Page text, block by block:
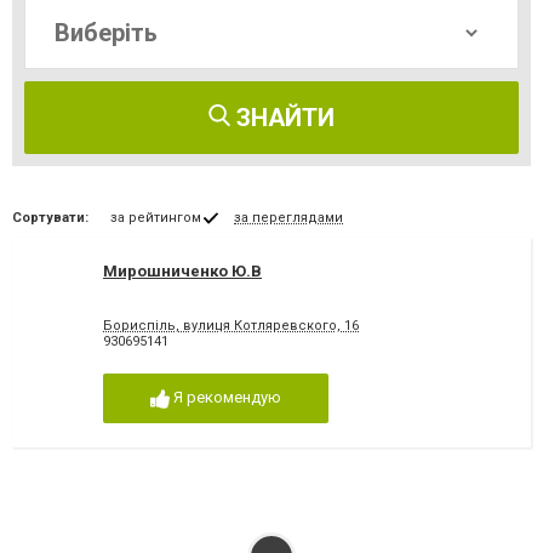
ЗНАЙТИ
Сортувати: за рейтингом за переглядами
Мирошниченко Ю.В
Бориспіль, вулиця Котляревского, 16
930695141
Я рекомендую